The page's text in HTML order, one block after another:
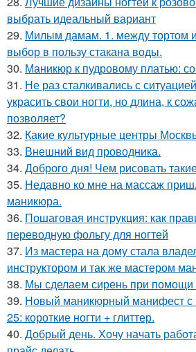
выбрать идеальный вариант
29. Милым дамам. 1. между тортом
выбор в пользу стакана воды.
30. Маникюр к пудровому платью:
31. Не раз сталкивались с
украсить свои ногти, но длина, к
позволяет?
32. Какие культурные центры
33. Внешний вид проводника.
34. Доброго дня! Чем рисовать
35. Недавно ко мне на массаж
маникюра.
36. Пошаговая инструкция: как
переводную фольгу для ногтей
37. Из мастера на дому стала
инструктором и так же мастером
38. Мы сделаем сирень при помощи
39. Новый маникюрный манифест с
25: короткие ногти + глиттер.
40. Добрый день. Хочу начать